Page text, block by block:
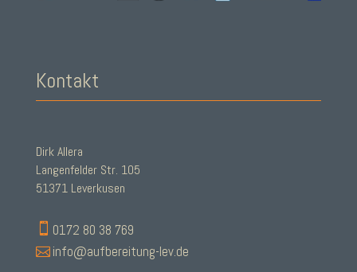
Kontakt
Dirk Allera
Langenfelder Str. 105
51371 Leverkusen
 0172 80 38 769
 info@aufbereitung-lev.de